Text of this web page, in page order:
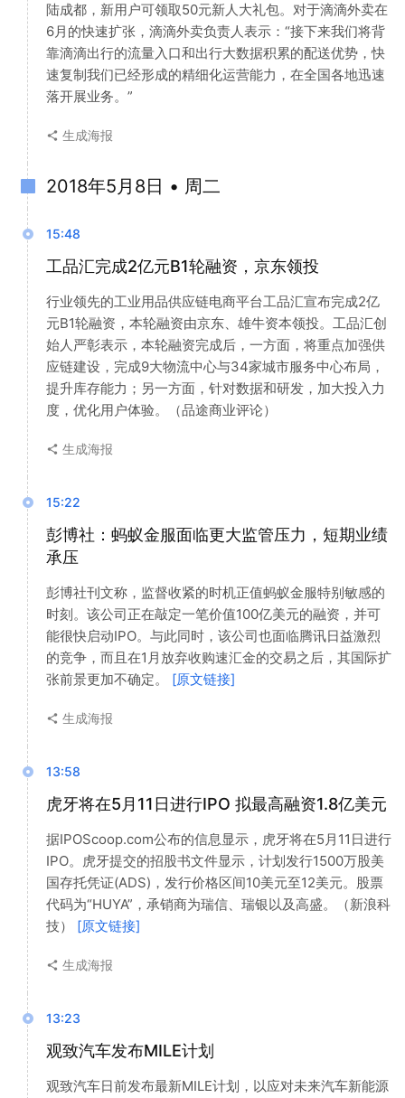
陆成都，新用户可领取50元新人大礼包。对于滴滴外卖在
6月的快速扩张，滴滴外卖负责人表示：“接下来我们将背
靠滴滴出行的流量入口和出行大数据积累的配送优势，快
速复制我们已经形成的精细化运营能力，在全国各地迅速
落开展业务。”
生成海报
2018年5月8日 • 周二
15:48
工品汇完成2亿元B1轮融资，京东领投
行业领先的工业用品供应链电商平台工品汇宣布完成2亿
元B1轮融资，本轮融资由京东、雄牛资本领投。工品汇创
始人严彰表示，本轮融资完成后，一方面，将重点加强供
应链建设，完成9大物流中心与34家城市服务中心布局，
提升库存能力；另一方面，针对数据和研发，加大投入力
度，优化用户体验。（品途商业评论）
生成海报
15:22
彭博社：蚂蚁金服面临更大监管压力，短期业绩
承压
彭博社刊文称，监督收紧的时机正值蚂蚁金服特别敏感的
时刻。该公司正在敲定一笔价值100亿美元的融资，并可
能很快启动IPO。与此同时，该公司也面临腾讯日益激烈
的竞争，而且在1月放弃收购速汇金的交易之后，其国际扩
张前景更加不确定。 [原文链接]
生成海报
13:58
虎牙将在5月11日进行IPO 拟最高融资1.8亿美元
据IPOScoop.com公布的信息显示，虎牙将在5月11日进行
IPO。虎牙提交的招股书文件显示，计划发行1500万股美
国存托凭证(ADS)，发行价格区间10美元至12美元。股票
代码为“HUYA”，承销商为瑞信、瑞银以及高盛。（新浪科
技） [原文链接]
生成海报
13:23
观致汽车发布MILE计划
观致汽车日前发布最新MILE计划，以应对未来汽车新能源